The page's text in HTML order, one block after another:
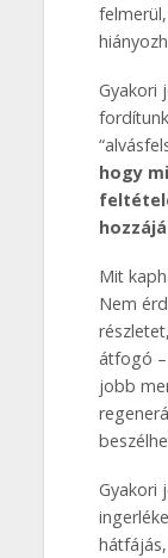
Gyakori
hogy
Mit
Nem
átfogó –
jobb
Gyakori